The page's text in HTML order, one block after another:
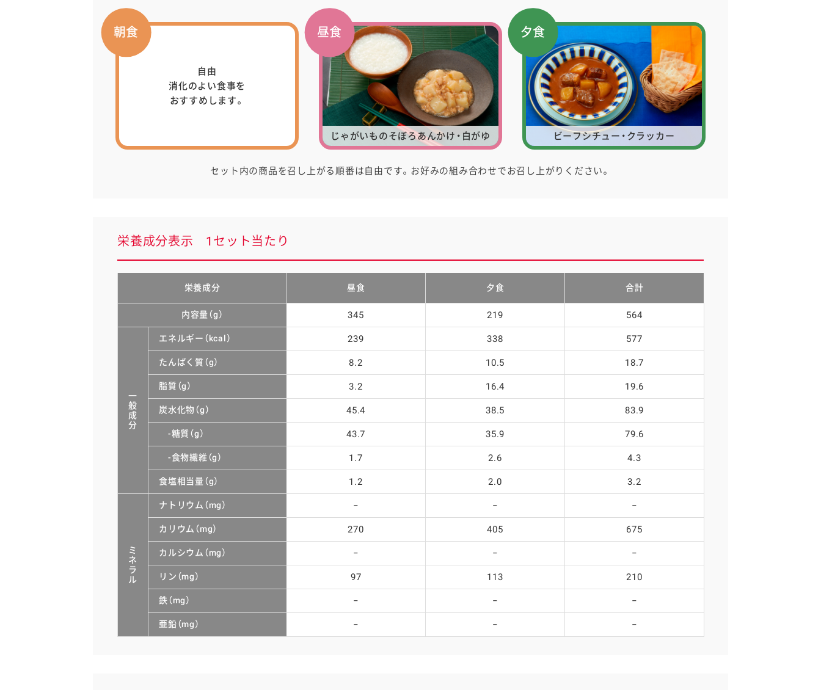
朝食
自由
消化のよい食事を
おすすめします。
昼食
じゃがいものそぼろあんかけ・白がゆ
夕食
ビーフシチュー・クラッカー
セット内の商品を召し上がる順番は自由です。お好みの組み合わせでお召し上がりください。
栄養成分表示 1セット当たり
栄養成分 昼食 夕食 合計
内容量（g） 345 219 564
一
般
成
分
エネルギー（kcal） 239 338 577
たんぱく質（g） 8.2 10.5 18.7
脂質（g） 3.2 16.4 19.6
炭水化物（g） 45.4 38.5 83.9
-糖質（g） 43.7 35.9 79.6
-食物繊維（g） 1.7 2.6 4.3
食塩相当量（g） 1.2 2.0 3.2
ミ
ネ
ラ
ル
ナトリウム（mg） − − −
カリウム（mg） 270 405 675
カルシウム（mg） − − −
リン（mg） 97 113 210
鉄（mg） − − −
亜鉛（mg） − − −